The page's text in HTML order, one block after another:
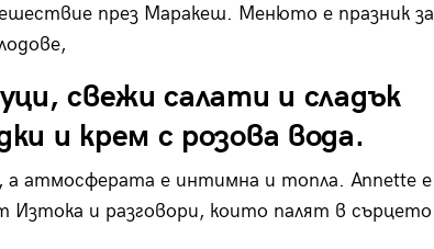
през Маракеш. Менюто е празник за
свежи салати и сладък
и крем с розова вода.
а атмосферата е интимна и топла. Annette е
Изтока и разговори, които палят в сърцето